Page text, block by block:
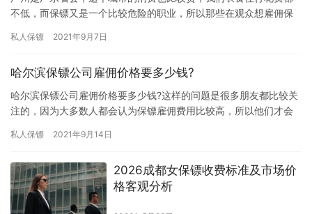
不低，而保镖又是一个比较危险的职业，所以那些在观众想雇佣保
价格要…
私人保镖 2021年9月7日
哈尔滨保镖公司雇佣价格要多少钱?
哈尔滨保镖公司雇佣价格要多少钱?这样的问题是很多朋友都比较关
注的，因为大多数人都会认为保镖雇佣费用比较高，所以他们才会
们…
私人保镖 2021年9月14日
2026成都女保镖收费标准及市场价
格客观分析